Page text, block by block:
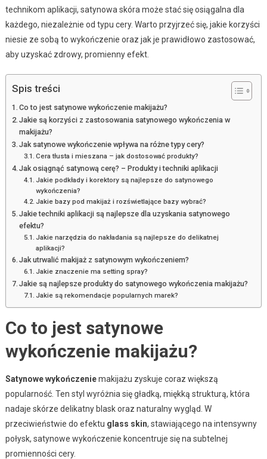
technikom aplikacji, satynowa skóra może stać się osiągalna dla
każdego, niezależnie od typu cery. Warto przyjrzeć się, jakie korzyści
niesie ze sobą to wykończenie oraz jak je prawidłowo zastosować,
aby uzyskać zdrowy, promienny efekt.
Spis treści
Co to jest satynowe wykończenie makijażu?
Jakie są korzyści z zastosowania satynowego wykończenia w
makijażu?
Jak satynowe wykończenie wpływa na różne typy cery?
Cera tłusta i mieszana – jak dostosować produkty?
Jak osiągnąć satynową cerę? – Produkty i techniki aplikacji
Jakie podkłady i korektory są najlepsze do satynowego
wykończenia?
Jakie bazy pod makijaż i rozświetlające bazy wybrać?
Jakie techniki aplikacji są najlepsze dla uzyskania satynowego
efektu?
Jakie narzędzia do nakładania są najlepsze do delikatnej
aplikacji?
Jak utrwalić makijaż z satynowym wykończeniem?
Jakie znaczenie ma setting spray?
Jakie są najlepsze produkty do satynowego wykończenia makijażu?
Jakie są rekomendacje popularnych marek?
Co to jest satynowe
wykończenie makijażu?
Satynowe wykończeniemakijażu zyskuje coraz większą
popularność. Ten styl wyróżnia się gładką, miękką strukturą, która
nadaje skórze delikatny blask oraz naturalny wygląd. W
przeciwieństwie do efektu glass skin, stawiającego na intensywny
połysk, satynowe wykończenie koncentruje się na subtelnej
promienności cery.